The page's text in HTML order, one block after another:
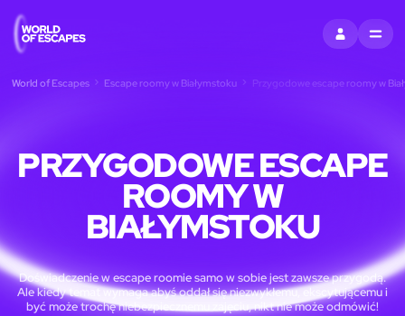
ZALOGUJ SIĘ
MENU
World of Escapes Escape roomy w Białymstoku Przygodowe escape roomy w
PRZYGODOWE ESCAPE
ROOMY W
BIAŁYMSTOKU
Doświadczenie w escape roomie samo w sobie jest zawsze przygodą.
Ale kiedy temat wymaga abyś oddał się niezwykłemu, ekscytującemu i
być może trochę niebezpiecznemu zajęciu, nikt nie może odmówić!